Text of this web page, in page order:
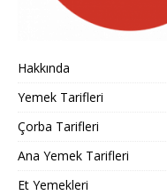
Hakkında
Yemek Tarifleri
Çorba Tarifleri
Ana Yemek Tarifleri
Et Yemekleri